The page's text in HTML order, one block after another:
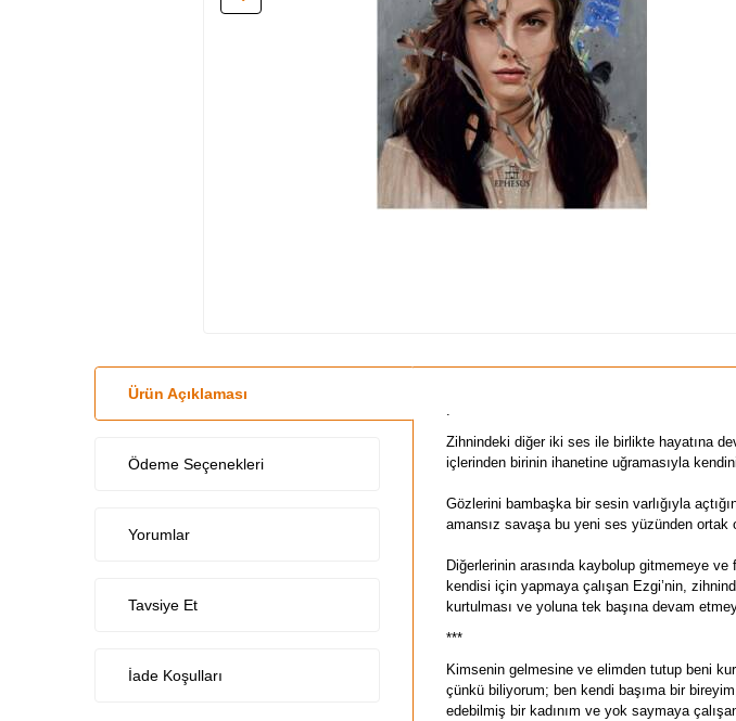
Ürün Açıklaması
Ödeme Seçenekleri
Yorumlar
Tavsiye Et
İade Koşulları
Zihnindeki diğer iki ses ile birlikte hayatına
içlerinden birinin ihanetine uğramasıyla
Gözlerini bambaşka bir sesin varlığıyla
amansız savaşa bu yeni ses yüzünden ortak
Diğerlerinin arasında kaybolup gitmemeye ve
kendisi için yapmaya çalışan Ezgi’nin,
kurtulması ve yoluna tek başına devam
***
Kimsenin gelmesine ve elimden tutup beni
çünkü biliyorum; ben kendi başıma bir
edebilmiş bir kadınım ve yok saymaya